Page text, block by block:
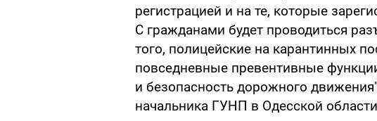
регистрацией и на те, которые
С гражданами будет проводиться
того, полицейские на карантинных
повседневные превентивные
и безопасность дорожного
начальника ГУНП в Одесской